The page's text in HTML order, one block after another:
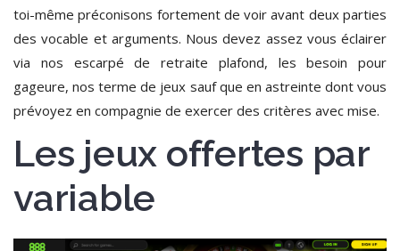
toi-même préconisons fortement de voir avant deux parties
des vocable et arguments. Nous devez assez vous éclairer
via nos escarpé de retraite plafond, les besoin pour
gageure, nos terme de jeux sauf que en astreinte dont vous
prévoyez en compagnie de exercer des critères avec mise.
Les jeux offertes par
variable